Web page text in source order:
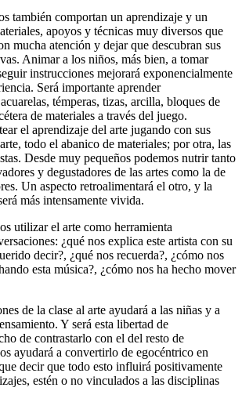
también comportan un aprendizaje y un
apoyos y técnicas muy diversos que
mucha atención y dejar que descubran sus
Animar a los niños, más bien, a tomar
instrucciones mejorará exponencialmente
Será importante aprender
témperas, tizas, arcilla, bloques de
de materiales a través del juego.
el aprendizaje del arte jugando con sus
todo el abanico de materiales; por otra, las
Desde muy pequeños podemos nutrir tanto
y degustadores de las artes como la de
Un aspecto retroalimentará el otro, y la
más intensamente vivida.
utilizar el arte como herramienta
¿qué nos explica este artista con su
decir?, ¿qué nos recuerda?, ¿cómo nos
esta música?, ¿cómo nos ha hecho mover
de la clase al arte ayudará a las niñas y a
Y será esta libertad de
de contrastarlo con el del resto de
ayudará a convertirlo de egocéntrico en
decir que todo esto influirá positivamente
estén o no vinculados a las disciplinas